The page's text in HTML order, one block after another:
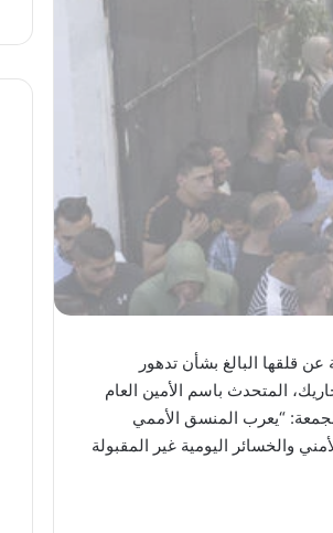
قلقها البالغ بشأن تدهور
المتحدث باسم الأمين العام
“يعرب المنسق الأممي
والخسائر اليومية غير المقبولة